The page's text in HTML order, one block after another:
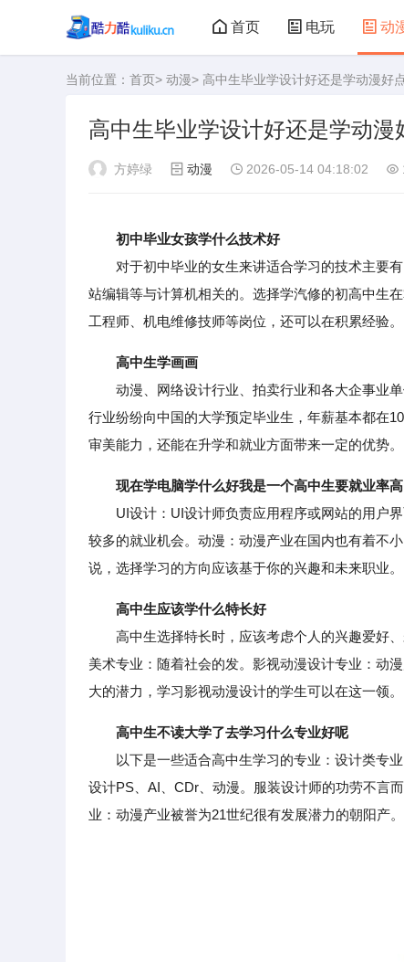
首页 电玩 动
大型游戏 娃娃机
当前位置： 首页> 动漫> 高中生毕业学设计好还是学动漫好
高中生毕业学设计好还是学动漫
方婷绿 动漫 2026-05-14 04:18:02
初中毕业女孩学什么技术好
对于初中毕业的女生来讲适合学习的技术主要有
站编辑等与计算机相关的。选择学汽修的初高中生
工程师、机电维修技师等岗位，还可以在积累经验。
高中生学画画
动漫、网络设计行业、拍卖行业和各大企事业单
行业纷纷向中国的大学预定毕业生，年薪基本都在
审美能力，还能在升学和就业方面带来一定的优势。
现在学电脑学什么好我是一个高中生要就业率
UI设计：UI设计师负责应用程序或网站的用户界
较多的就业机会。动漫：动漫产业在国内也有着不
说，选择学习的方向应该基于你的兴趣和未来职业。
高中生应该学什么特长好
高中生选择特长时，应该考虑个人的兴趣爱好、
美术专业：随着社会的发。影视动漫设计专业：动
大的潜力，学习影视动漫设计的学生可以在这一领。
高中生不读大学了去学习什么专业好呢
以下是一些适合高中生学习的专业：设计类专业
设计PS、AI、CDr、动漫。服装设计师的功劳不言
业：动漫产业被誉为21世纪很有发展潜力的朝阳产。